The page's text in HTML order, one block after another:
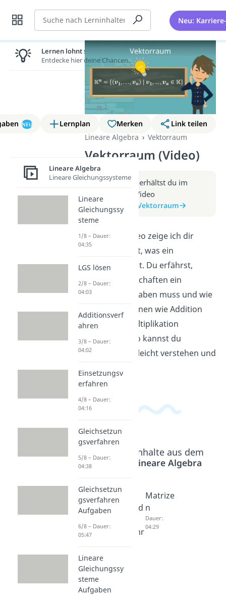
Suche Neu:
NEU Lernplan Merken
Link teilen
Lineare Algebra
Vektorraum
Vektorraum (Video)
Weitere Infos erhältst du im
Beitrag zum Video
zum Beitrag: Vektorraum
In diesem Video zeige ich dir
einfach erklärt, was ein
Vektorraum ist. Du erfährst,
welche Eigenschaften ein
Vektorraum haben muss und wie
man Operationen wie Addition
und Skalarmultiplikation
durchführt. So kannst du
Vektorräume leicht verstehen und
Beliebte Inhalte aus dem
Bereich
Lineare Algebra
Orthon
ormalb
Dauer:
04:51
Gram
Schmid
Verfahr
Matrize
n
Dauer:
04:29
Lernen lohnt sich!
Entdecke hier deine Chancen.
Lineare Algebra
Lineare Gleichungssysteme
Lineare
Gleichungssy
steme
1/8 – Dauer:
04:35
LGS lösen
2/8 – Dauer:
04:03
Additionsverf
ahren
3/8 – Dauer:
04:02
Einsetzungsv
erfahren
4/8 – Dauer:
04:16
Gleichsetzun
gsverfahren
5/8 – Dauer:
04:38
Gleichsetzun
gsverfahren
Aufgaben
6/8 – Dauer:
05:47
Lineare
Gleichungssy
steme
Aufgaben